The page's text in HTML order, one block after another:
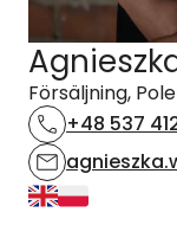
Försäljning,
+48 537